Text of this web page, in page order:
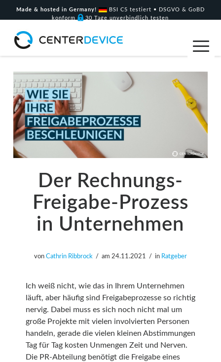
Made & hosted in Germany!
BSI C5 testiert • DSGVO & GoBD
konform
30 Tage unverbindlich testen
Der Rechnungs-
Freigabe-Prozess
in Unternehmen
vonCathrin Ribbrock am 24.11.2021 in Ratgeber
Ich weiß nicht, wie das in Ihrem Unternehmen
läuft, aber häufig sind Freigabeprozesse so richtig
nervig. Dabei muss es sich noch nicht mal um
große Projekte mit vielen involvierten Personen
handeln, gerade die vielen kleinen Abstimmungen
Tag für Tag kosten Unmengen Zeit und Nerven.
Die PR-Abteilung benötigt die Freigabe eines